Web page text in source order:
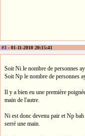
#3 - 01-11-2010 20:15:41
Soit Ni le nombre de personnes
Soit Np le nombre de personnes
Il y a bien eu une première
main de l'autre.
Ni est donc devenu pair et Np
serré une main.